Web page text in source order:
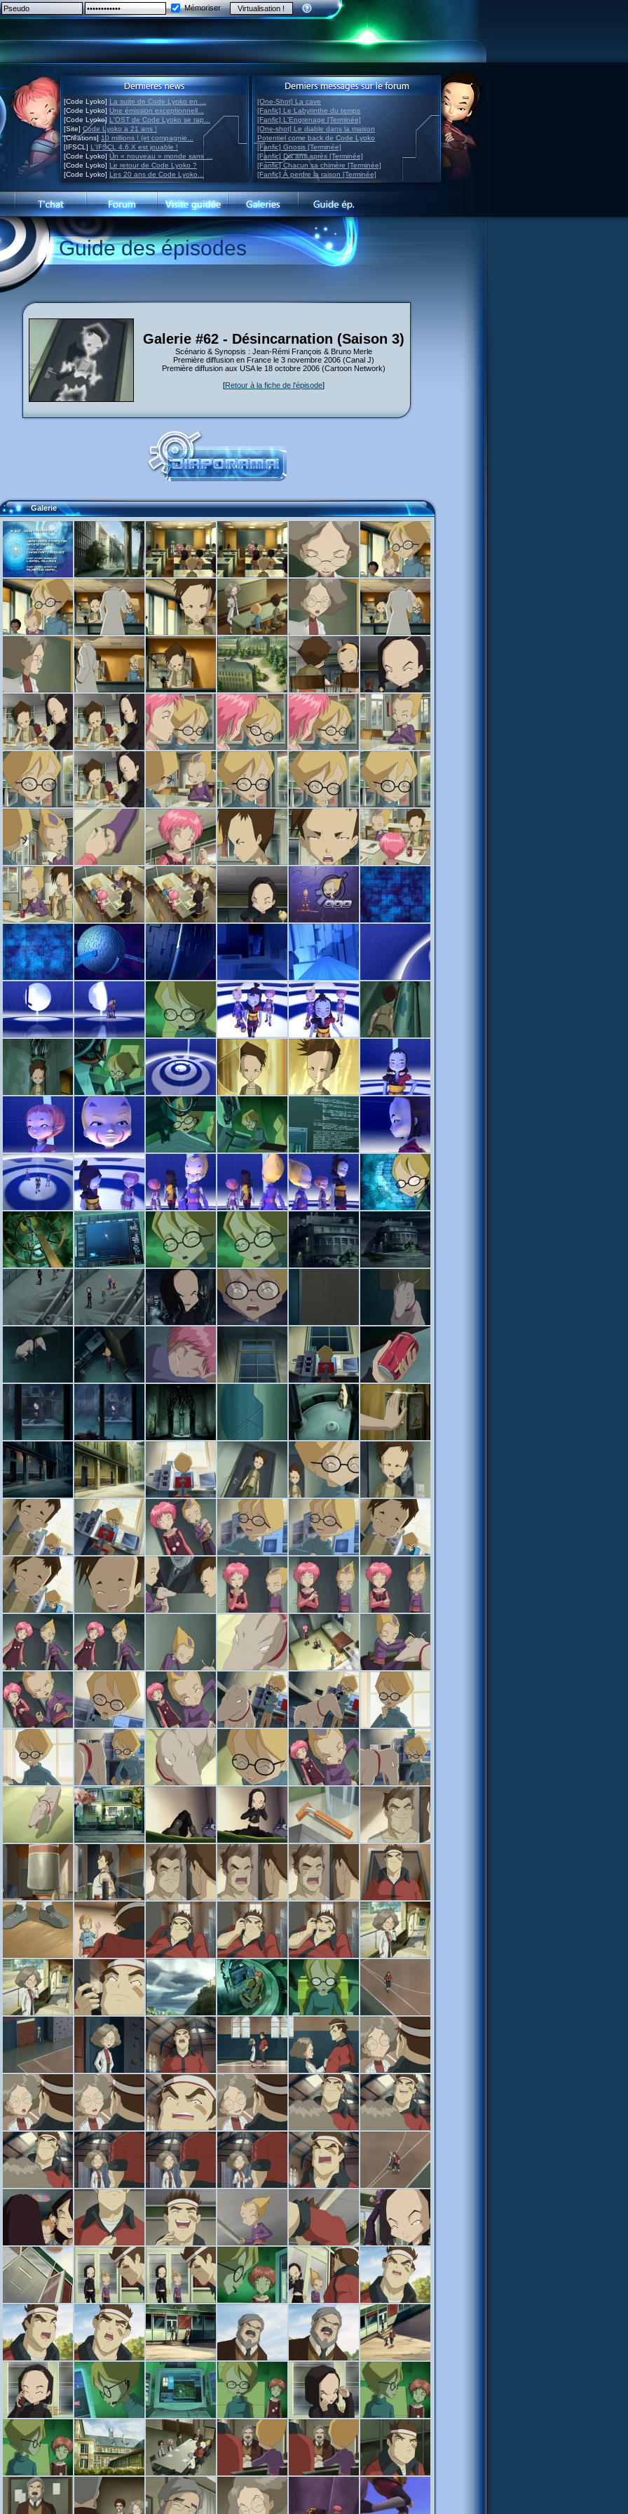
Mémoriser
[Code Lyoko] La suite de Code Lyoko en ...
[Code Lyoko] Une émission exceptionnell...
[Code Lyoko] L'OST de Code Lyoko se rap...
[Site] Code Lyoko a 21 ans !
[Créations] 10 millions ! (et compagnie...
[IFSCL] L'IFSCL 4.6.X est jouable !
[Code Lyoko] Un « nouveau » monde sans ...
[Code Lyoko] Le retour de Code Lyoko ?
[Code Lyoko] Les 20 ans de Code Lyoko...
[One-Shot] La cave
[Fanfic] Le Labyrinthe du temps
[Fanfic] L'Engrenage [Terminée]
[One-shot] Le diable dans la maison
Potentiel come back de Code Lyoko
[Fanfic] Gnosis [Terminée]
[Fanfic] Dix ans après [Terminée]
[Fanfic] Chacun sa chimère [Terminée]
[Fanfic] À perdre la raison [Terminée]
Guide des épisodes
Galerie #62 - Désincarnation (Saison 3)
Scénario & Synopsis : Jean-Rémi François & Bruno Merle
Première diffusion en France le 3 novembre 2006 (Canal J)
Première diffusion aux USA le 18 octobre 2006 (Cartoon Network)
[Retour à la fiche de l'épisode]
Galerie